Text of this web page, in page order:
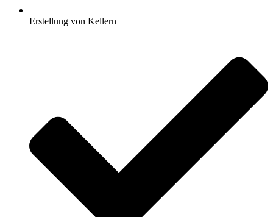
Erstellung von Kellern